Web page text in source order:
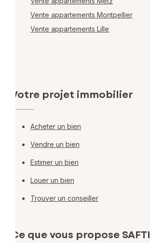
Vente appartements Montpellier
Vente appartements Lille
Votre projet immobilier
Acheter un bien
Vendre un bien
Estimer un bien
Louer un bien
Trouver un conseiller
Ce que vous propose SAFTI